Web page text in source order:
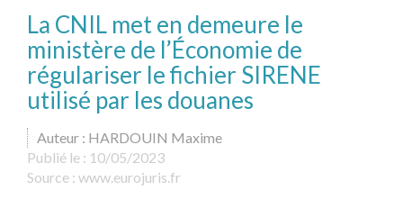
La CNIL met en demeure le
ministère de l’Économie de
régulariser le fichier SIRENE
utilisé par les douanes
Auteur : HARDOUIN Maxime
Publié le : 10/05/2023
Source : www.eurojuris.fr